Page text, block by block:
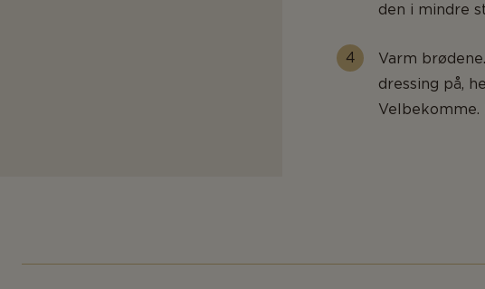
den i mindre
Varm
dressing på,